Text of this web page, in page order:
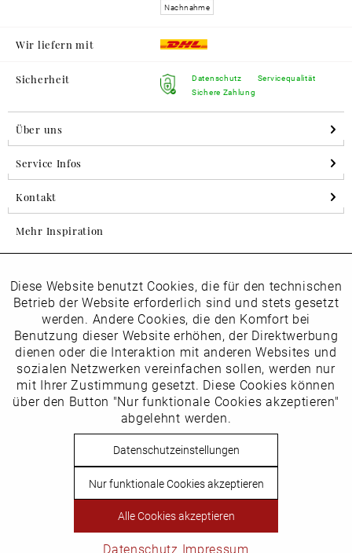
Nachnahme
Wir liefern mit
Sicherheit
Datenschutz
Sichere Zahlung
Servicequalität
Über uns
Service Infos
Kontakt
Mehr Inspiration
Folgen Sie uns auf Instagram
horsch_schuhe
Newsletter
Datenschutzbestimmungenhabe ich zur Kenntnis
vom Newsletter abmelden.
Vertrag widerrufen
Copyright © Schuhhaus Horsch. * Alle Preise inkl.
Funktionale Aktiv
Marketing Inaktiv
Tracking Inaktiv
Inaktiv
Diese Website benutzt Cookies, die für den technischen
Betrieb der Website erforderlich sind und stets gesetzt
werden. Andere Cookies, die den Komfort bei
Benutzung dieser Website erhöhen, der Direktwerbung
dienen oder die Interaktion mit anderen Websites und
sozialen Netzwerken vereinfachen sollen, werden nur
mit Ihrer Zustimmung gesetzt. Diese Cookies können
über den Button "Nur funktionale Cookies akzeptieren"
abgelehnt werden.
Datenschutzeinstellungen
Nur funktionale Cookies akzeptieren
Alle Cookies akzeptieren
Datenschutz Impressum